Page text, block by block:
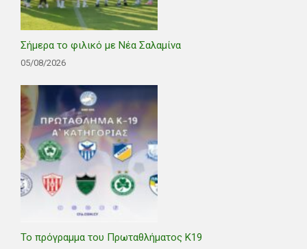
Σήμερα το φιλικό με Νέα Σαλαμίνα
05/08/2026
Το πρόγραμμα του Πρωταθλήματος Κ19